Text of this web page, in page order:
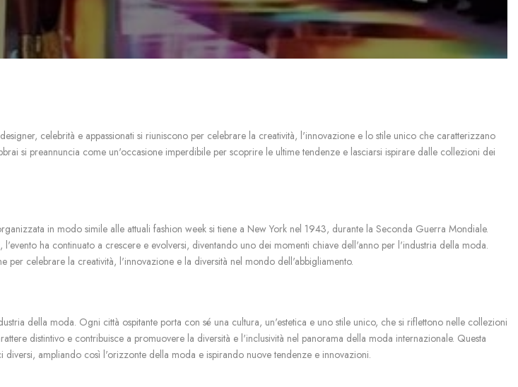
celebrità e appassionati si riuniscono per celebrare la creatività, l'innovazione e lo stile unico che caratterizzano
si preannuncia come un'occasione imperdibile per scoprire le ultime tendenze e lasciarsi ispirare dalle collezioni dei
in modo simile alle attuali fashion week si tiene a New York nel 1943, durante la Seconda Guerra Mondiale.
ha continuato a crescere e evolversi, diventando uno dei momenti chiave dell'anno per l'industria della moda.
celebrare la creatività, l'innovazione e la diversità nel mondo dell'abbigliamento.
della moda. Ogni città ospitante porta con sé una cultura, un'estetica e uno stile unico, che si riflettono nelle collezioni
distintivo e contribuisce a promuovere la diversità e l'inclusività nel panorama della moda internazionale. Questa
ampliando così l'orizzonte della moda e ispirando nuove tendenze e innovazioni.